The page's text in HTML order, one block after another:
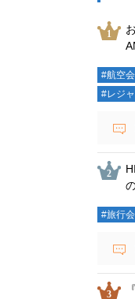
#航空
#レジ
#旅行